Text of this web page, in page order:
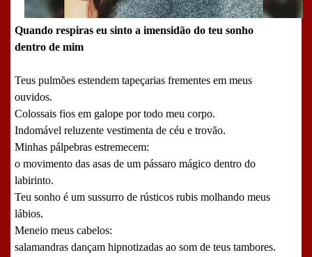
Quando respiras eu sinto a imensidão do teu sonho
dentro de mim
Teus pulmões estendem tapeçarias frementes em meus
ouvidos.
Colossais fios em galope por todo meu corpo.
Indomável reluzente vestimenta de céu e trovão.
Minhas pálpebras estremecem:
o movimento das asas de um pássaro mágico dentro do
labirinto.
Teu sonho é um sussurro de rústicos rubis molhando meus
lábios.
Meneio meus cabelos:
salamandras dançam hipnotizadas ao som de teus tambores.